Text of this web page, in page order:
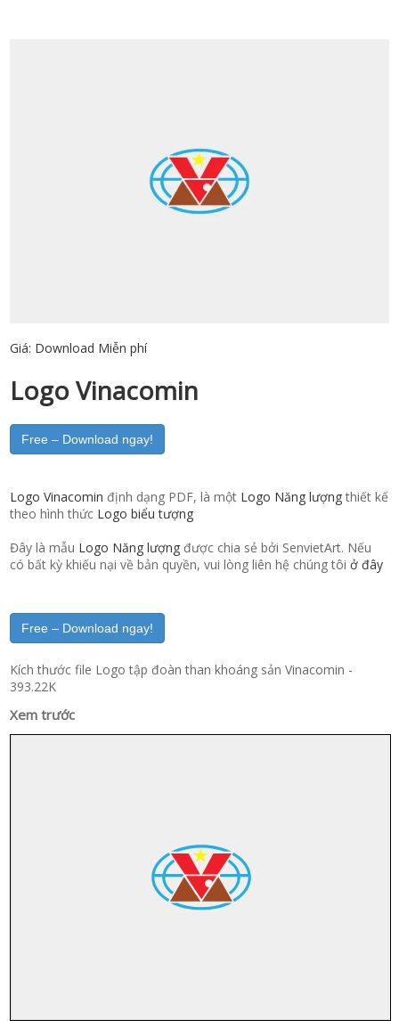
Giá: Download Miễn phí
Logo Vinacomin
Free – Download ngay!
Logo Vinacomin định dạng PDF, là một Logo Năng lượngthiết kế
theo hình thức Logo biểu tượng
Đây là mẫu Logo Năng lượng được chia sẻ bởi SenvietArt. Nếu
có bất kỳ khiếu nại về bản quyền, vui lòng liên hệ chúng tôiở đây
Free – Download ngay!
Kích thước file Logo tập đoàn than khoáng sản Vinacomin -
393.22K
Xem trước